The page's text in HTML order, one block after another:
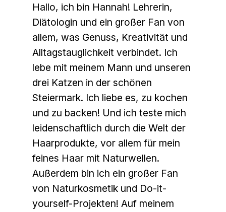
Hallo, ich bin Hannah! Lehrerin,
Diätologin und ein großer Fan von
allem, was Genuss, Kreativität und
Alltagstauglichkeit verbindet. Ich
lebe mit meinem Mann und unseren
drei Katzen in der schönen
Steiermark. Ich liebe es, zu kochen
und zu backen! Und ich teste mich
leidenschaftlich durch die Welt der
Haarprodukte, vor allem für mein
feines Haar mit Naturwellen.
Außerdem bin ich ein großer Fan
von Naturkosmetik und Do-it-
yourself-Projekten! Auf meinem